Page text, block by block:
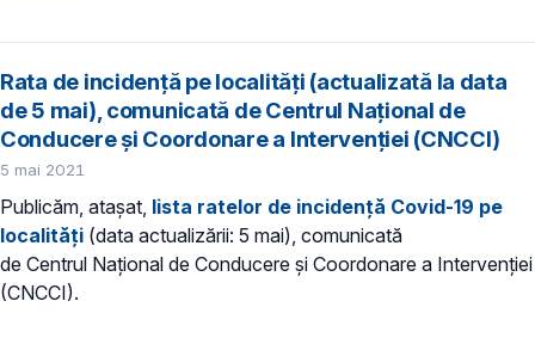
Rata de incidență pe localități (actualizată la data
de 5 mai), comunicată de Centrul Național de
Conducere și Coordonare a Intervenției (CNCCI)
5 mai 2021
Publicăm, atașat, lista ratelor de incidență Covid-19 pe
localități (data actualizării: 5 mai), comunicată
de Centrul Național de Conducere și Coordonare a Intervenției
(CNCCI).